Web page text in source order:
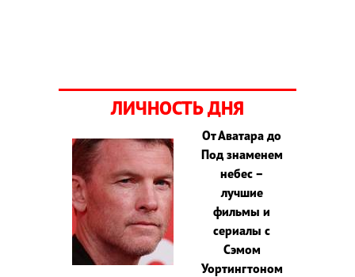
ЛИЧНОСТЬ ДНЯ
От Аватара до
Под знаменем
небес –
лучшие
фильмы и
сериалы с
Сэмом
Уортингтоном